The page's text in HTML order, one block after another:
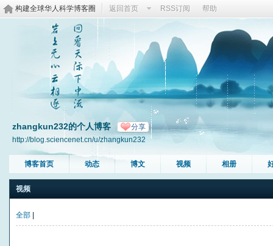
构建全球华人科学博客圈 返回首页 RSS订阅 帮助
zhangkun232的个人博客 分享
http://blog.sciencenet.cn/u/zhangkun232
博客首页 动态 博文 视频 相册
视频
全部